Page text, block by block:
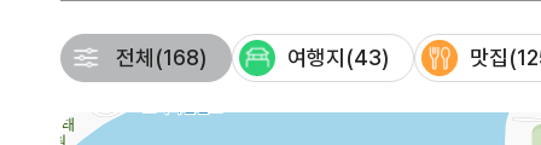
전체 (168) 여행지 (43) 맛집